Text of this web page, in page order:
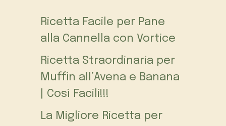
Ricetta Facile per Pane
alla Cannella con Vortice
Ricetta Straordinaria per
Muffin all’Avena e Banana
| Così Facili!!!
La Migliore Ricetta per